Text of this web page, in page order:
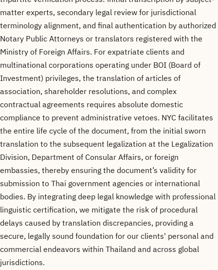
matter experts, secondary legal review for jurisdictional
terminology alignment, and final authentication by authorized
Notary Public Attorneys or translators registered with the
Ministry of Foreign Affairs. For expatriate clients and
multinational corporations operating under BOI (Board of
Investment) privileges, the translation of articles of
association, shareholder resolutions, and complex
contractual agreements requires absolute domestic
compliance to prevent administrative vetoes. NYC facilitates
the entire life cycle of the document, from the initial sworn
translation to the subsequent legalization at the Legalization
Division, Department of Consular Affairs, or foreign
embassies, thereby ensuring the document’s validity for
submission to Thai government agencies or international
bodies. By integrating deep legal knowledge with professional
linguistic certification, we mitigate the risk of procedural
delays caused by translation discrepancies, providing a
secure, legally sound foundation for our clients' personal and
commercial endeavors within Thailand and across global
jurisdictions.